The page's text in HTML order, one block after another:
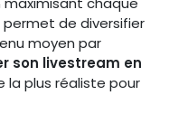
permet de diversifier
moyen par
son livestream en
la plus réaliste pour